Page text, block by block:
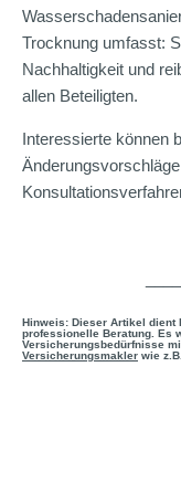
Trocknung umfasst:
Nachhaltigkeit und
allen Beteiligten.
Interessierte können
Hinweis: Dieser Artikel
professionelle Beratung. Es
Versicherungsbedürfnisse
Versicherungsmakler wie